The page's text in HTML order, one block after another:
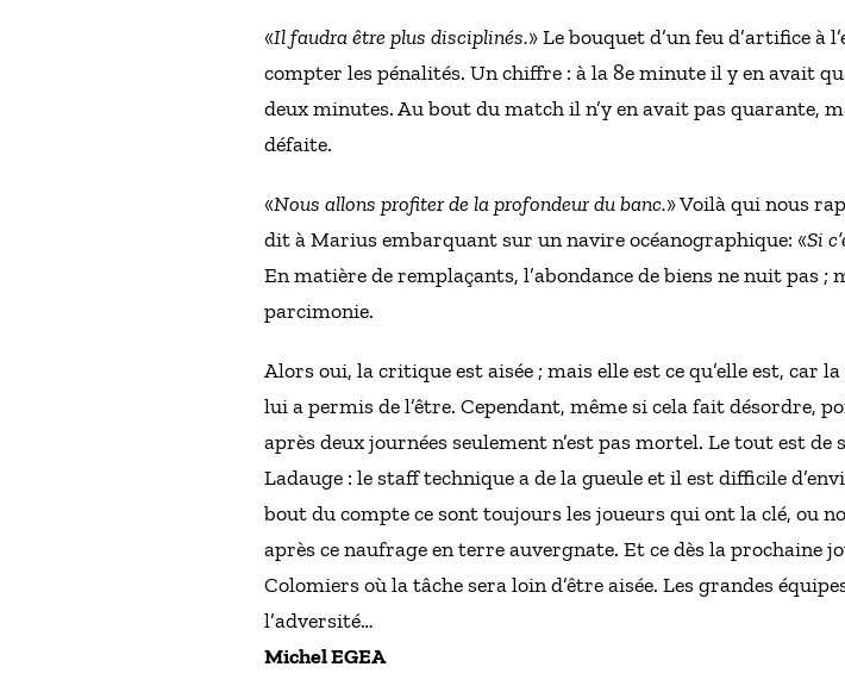
«Il faudra être plus disciplinés.» Le bouquet d’un feu d’artifice à
compter les pénalités. Un chiffre : à la 8e minute il y en avait
deux minutes. Au bout du match il n’y en avait pas quarante,
défaite.
«Nous allons profiter de la profondeur du banc.» Voilà qui nous
dit à Marius embarquant sur un navire océanographique: «Si
En matière de remplaçants, l’abondance de biens ne nuit pas
parcimonie.
Alors oui, la critique est aisée ; mais elle est ce qu’elle est, car
lui a permis de l’être. Cependant, même si cela fait désordre,
après deux journées seulement n’est pas mortel. Le tout est
Ladauge : le staff technique a de la gueule et il est difficile
bout du compte ce sont toujours les joueurs qui ont la clé, ou
après ce naufrage en terre auvergnate. Et ce dès la prochaine
Colomiers où la tâche sera loin d’être aisée. Les grandes
l’adversité…
Michel EGEA